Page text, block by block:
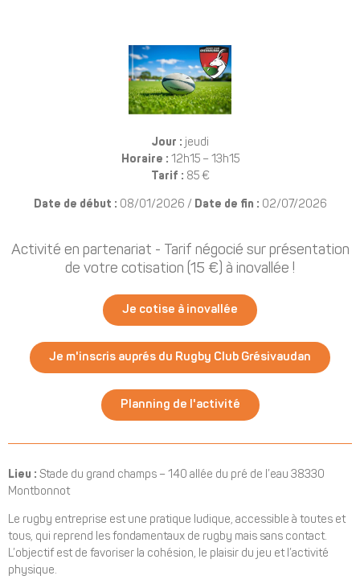
Jour : jeudi
Horaire : 12h15 – 13h15
Tarif : 85 €
Date de début : 08/01/2026 / Date de fin : 02/07/2026
Activité en partenariat - Tarif négocié sur présentation
de votre cotisation (15 €) à inovallée !
Je cotise à inovallée
Je m'inscris auprés du Rugby Club Grésivaudan
Planning de l'activité
Lieu : Stade du grand champs – 140 allée du pré de l’eau 38330
Montbonnot
Le rugby entreprise est une pratique ludique, accessible à toutes et
tous, qui reprend les fondamentaux de rugby mais sans contact.
L’objectif est de favoriser la cohésion, le plaisir du jeu et l’activité
physique.